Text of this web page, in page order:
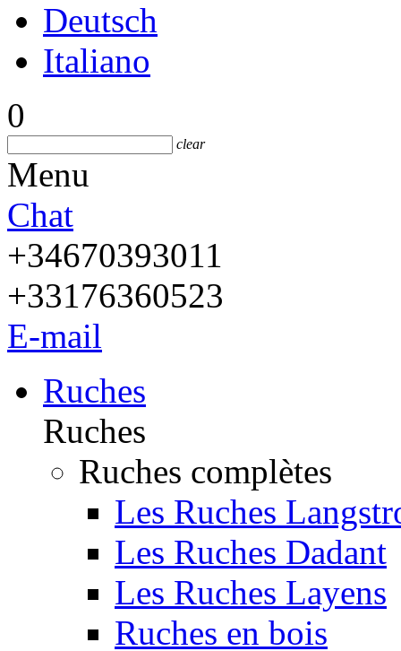
Deutsch
Italiano
0
clear
Menu
Chat
+34670393011
+33176360523
E-mail
Ruches
Ruches
Ruches complètes
Les Ruches
Les Ruches Dadant
Les Ruches Layens
Ruches en bois